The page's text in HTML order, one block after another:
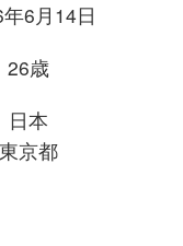
6月14日
26歳
日本
東京都